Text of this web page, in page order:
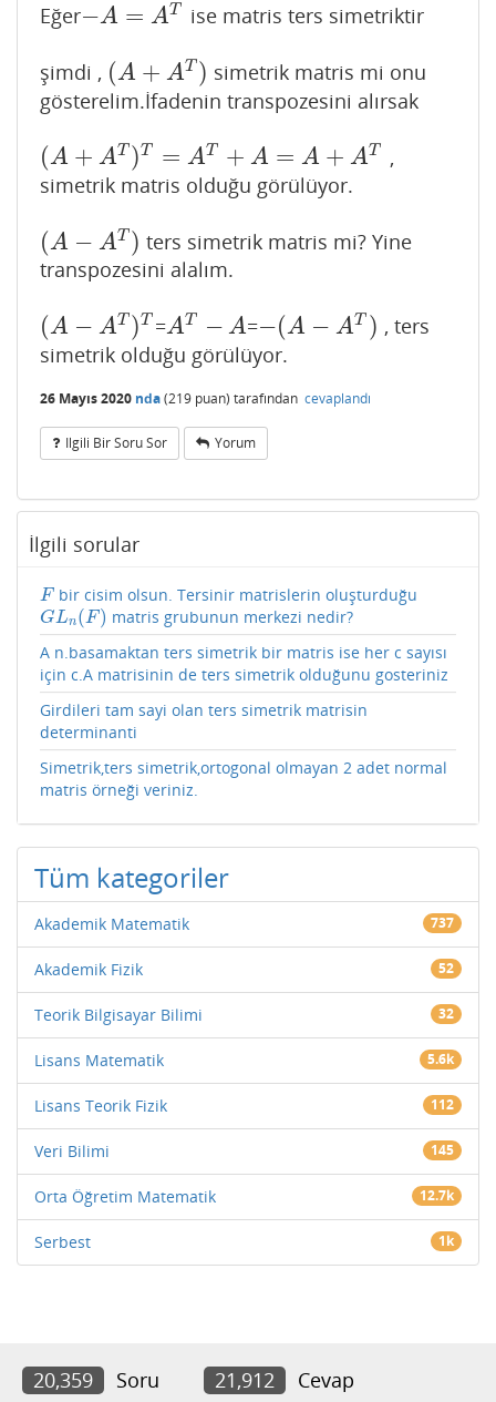
Eğer−A = AT
−A=AT ise matris ters simetriktir
şimdi , (A + AT )
(A+ AT
simetrik matris mi onu
gösterelim.İfadenin transpozesini alırsak
(A + AT )T = AT + A = A + AT
(A+ AT T=A T+ A=A+AT
,
simetrik matris olduğu görülüyor.
(A − AT )
(A− AT
ters simetrik matris mi? Yine
transpozesini alalım.
(A − AT )T
(A− AT T =AT − A
AT− A =−(A − AT )
−(A−A T)
, ters
simetrik olduğu görülüyor.
26 Mayıs 2020 nda(219 puan) tarafından cevaplandı
Ilgili Bir Soru Sor Yorum
İlgili sorular
F
F bir cisim olsun. Tersinir matrislerin oluşturduğu
GLn(F )
GLn(F)
matris grubunun merkezi nedir?
A n.basamaktan ters simetrik bir matris ise her c sayısı
için c.A matrisinin de ters simetrik olduğunu gosteriniz
Girdileri tam sayi olan ters simetrik matrisin
determinanti
Simetrik,ters simetrik,ortogonal olmayan 2 adet normal
matris örneği veriniz.
Tüm kategoriler
Akademik Matematik 737
Akademik Fizik 52
Teorik Bilgisayar Bilimi 32
Lisans Matematik 5.6k
Lisans Teorik Fizik 112
Veri Bilimi 145
Orta Öğretim Matematik 12.7k
Serbest 1k
20,359 Soru 21,912 Cevap